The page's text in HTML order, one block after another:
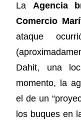
La Agencia
Comercio
ataque
Dahit, una
momento, la
el de un
los buques en